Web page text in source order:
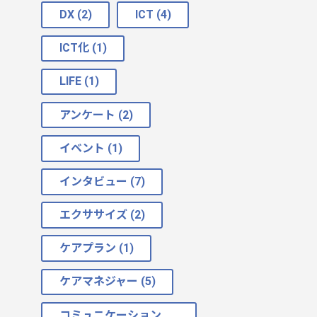
DX (2) ICT (4)
ICT化 (1)
LIFE (1)
アンケート (2)
イベント (1)
インタビュー (7)
エクササイズ (2)
ケアプラン (1)
ケアマネジャー (5)